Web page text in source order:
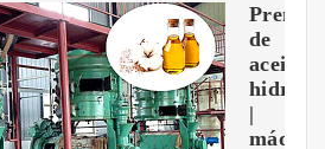
Prensa
de
aceite
|